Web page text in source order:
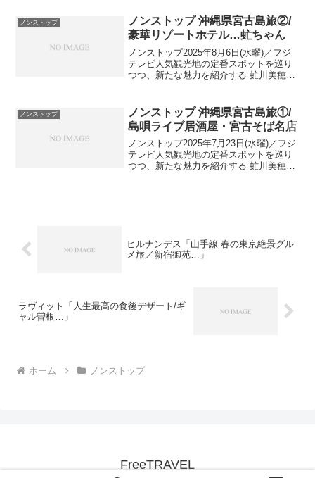
なり観光客が急増中の「高知県」へ虻ち
ゃんのこ...
ノンストップ
ノンストップ 沖縄県宮古島旅②/
豪華リゾートホテル…虻ちゃん
ノンストップ2025年8月6日(水曜)／フジ
テレビ人気観光地の定番スポットを巡り
つつ、新たな魅力を紹介する 虻川美穂子
中編虻ちゃんのこれからベタ旅 沖縄県宮
古島②出...
ノンストップ
ノンストップ 沖縄県宮古島旅①/
島唄ライブ居酒屋・宮古そば名店
ノンストップ2025年7月23日(水曜)／フジ
テレビ人気観光地の定番スポットを巡り
つつ、新たな魅力を紹介する 虻川美穂子
ヒルナンデス「山手線 春の東京絶景グル
メ旅／新宿御苑…」
ラヴィット「人生最高の食後デザート/ギ
ャル曽根…」
ホーム ノンストップ
FreeTRAVEL